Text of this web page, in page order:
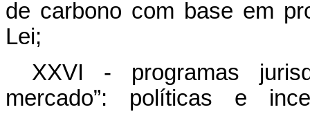
de carbono com base em
Lei;
XXVI - programas
mercado”: políticas e